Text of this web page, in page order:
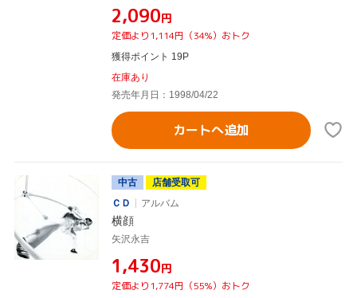
¥2,090円
定価より1,114円（34%）おトク
獲得ポイント 19P
在庫あり
発売年月日：1998/04/22
カートへ追加
中古
店舗受取可
ＣＤ
アルバム
横顔
矢沢永吉
¥1,430円
定価より1,774円（55%）おトク